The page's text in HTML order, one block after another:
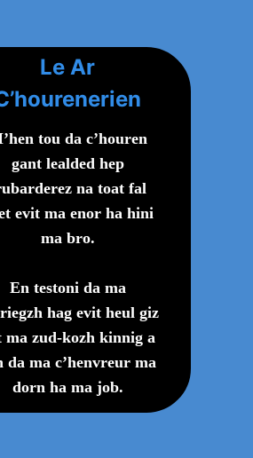
Le Ar
tou da c’houren
gant lealded hep
na toat fal
evit ma enor ha hini
ma bro.
En testoni da ma
hag evit heul giz
ma zud-kozh kinnig a
da ma c’henvreur ma
dorn ha ma job.